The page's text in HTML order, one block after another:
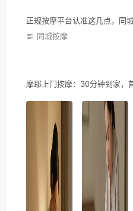
正规按摩平台认准这几点，同
同城按摩
摩耶上门按摩：30分钟到家